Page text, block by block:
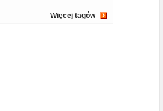
Więcej tagów